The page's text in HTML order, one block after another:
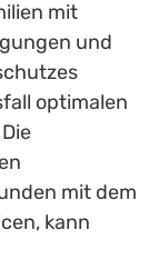
mit
und
optimalen
mit dem
kann